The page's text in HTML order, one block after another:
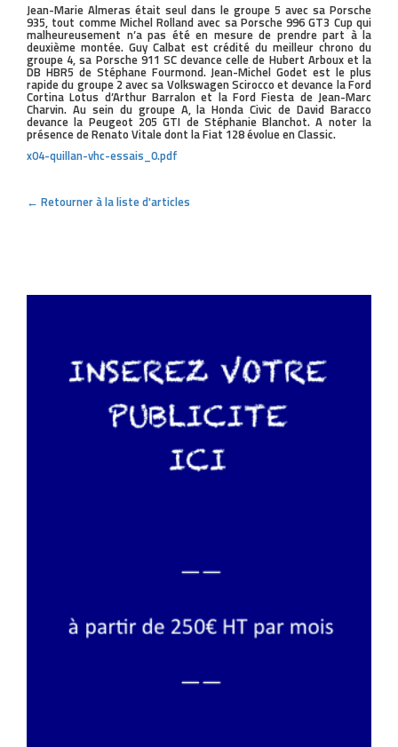
Jean-Marie Almeras était seul dans le groupe 5 avec sa Porsche
935, tout comme Michel Rolland avec sa Porsche 996 GT3 Cup qui
malheureusement n’a pas été en mesure de prendre part à la
deuxième montée. Guy Calbat est crédité du meilleur chrono du
groupe 4, sa Porsche 911 SC devance celle de Hubert Arboux et la
DB HBR5 de Stéphane Fourmond. Jean-Michel Godet est le plus
rapide du groupe 2 avec sa Volkswagen Scirocco et devance la Ford
Cortina Lotus d’Arthur Barralon et la Ford Fiesta de Jean-Marc
Charvin. Au sein du groupe A, la Honda Civic de David Baracco
devance la Peugeot 205 GTI de Stéphanie Blanchot. A noter la
présence de Renato Vitale dont la Fiat 128 évolue en Classic.
x04-quillan-vhc-essais_0.pdf
← Retourner à la liste d'articles